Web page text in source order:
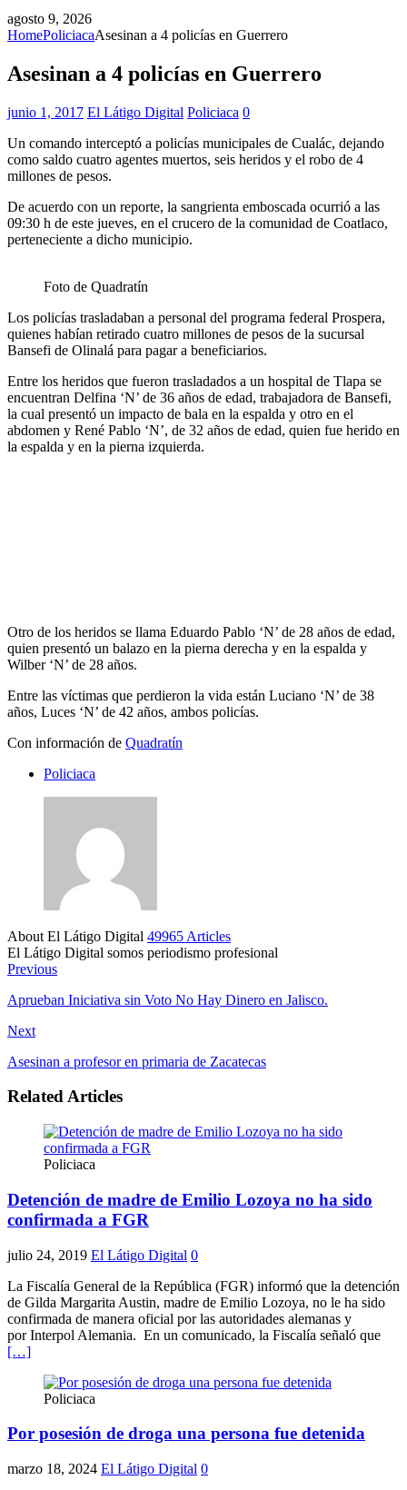
agosto 9, 2026
HomePoliciacaAsesinan a 4 policías en Guerrero
Asesinan a 4 policías en Guerrero
junio 1, 2017 El Látigo Digital Policiaca 0
Un comando interceptó a policías municipales de Cualác, dejando
como saldo cuatro agentes muertos, seis heridos y el robo de 4
millones de pesos.
De acuerdo con un reporte, la sangrienta emboscada ocurrió a las
09:30 h de este jueves, en el crucero de la comunidad de Coatlaco,
perteneciente a dicho municipio.
Foto de Quadratín
Los policías trasladaban a personal del programa federal Prospera,
quienes habían retirado cuatro millones de pesos de la sucursal
Bansefi de Olinalá para pagar a beneficiarios.
Entre los heridos que fueron trasladados a un hospital de Tlapa se
encuentran Delfina ‘N’ de 36 años de edad, trabajadora de Bansefi,
la cual presentó un impacto de bala en la espalda y otro en el
abdomen y René Pablo ‘N’, de 32 años de edad, quien fue herido en
la espalda y en la pierna izquierda.
Otro de los heridos se llama Eduardo Pablo ‘N’ de 28 años de edad,
quien presentó un balazo en la pierna derecha y en la espalda y
Wilber ‘N’ de 28 años.
Entre las víctimas que perdieron la vida están Luciano ‘N’ de 38
años, Luces ‘N’ de 42 años, ambos policías.
Con información de Quadratín
Policiaca
About El Látigo Digital 49965 Articles
El Látigo Digital somos periodismo profesional
Website
Facebook
Previous
Aprueban Iniciativa sin Voto No Hay Dinero en Jalisco.
Next
Asesinan a profesor en primaria de Zacatecas
Related Articles
Policiaca
Detención de madre de Emilio Lozoya no ha sido
confirmada a FGR
julio 24, 2019 El Látigo Digital 0
La Fiscalía General de la República (FGR) informó que la detención
de Gilda Margarita Austin, madre de Emilio Lozoya, no le ha sido
confirmada de manera oficial por las autoridades alemanas y
por Interpol Alemania. En un comunicado, la Fiscalía señaló que
[…]
Policiaca
Por posesión de droga una persona fue detenida
marzo 18, 2024 El Látigo Digital 0